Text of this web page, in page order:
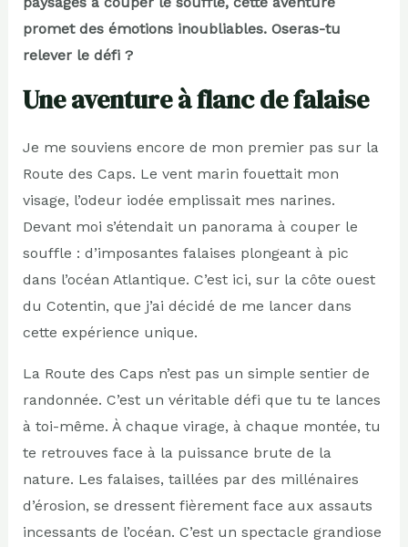
promet des émotions inoubliables. Oseras-tu
relever le défi ?
Une aventure à flanc de falaise
Je me souviens encore de mon premier pas sur la
Route des Caps. Le vent marin fouettait mon
visage, l’odeur iodée emplissait mes narines.
Devant moi s’étendait un panorama à couper le
souffle : d’imposantes falaises plongeant à pic
dans l’océan Atlantique. C’est ici, sur la côte ouest
du Cotentin, que j’ai décidé de me lancer dans
cette expérience unique.
La Route des Caps n’est pas un simple sentier de
randonnée. C’est un véritable défi que tu te lances
à toi-même. À chaque virage, à chaque montée, tu
te retrouves face à la puissance brute de la
nature. Les falaises, taillées par des millénaires
d’érosion, se dressent fièrement face aux assauts
incessants de l’océan. C’est un spectacle grandiose